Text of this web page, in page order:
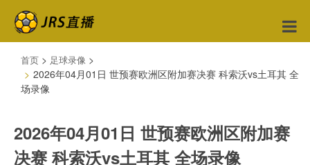
首页 > 足球录像 >
2026年04月01日 世预赛欧洲区附加赛决赛 科索沃vs土耳其 全
场录像
2026年04月01日 世预赛欧洲区附加赛
决赛 科索沃vs土耳其 全场录像